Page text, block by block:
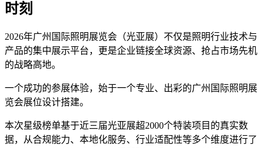
时刻
2026年广州国际照明展览会（光亚展）不仅是照明行业技术与
产品的集中展示平台，更是企业链接全球资源、抢占市场先机
的战略高地。
一个成功的参展体验，始于一个专业、出彩的广州国际照明展
览会展位设计搭建。
本次星级榜单基于近三届光亚展超2000个特装项目的真实数
据，从合规能力、本地化服务、行业适配性等多个维度进行了